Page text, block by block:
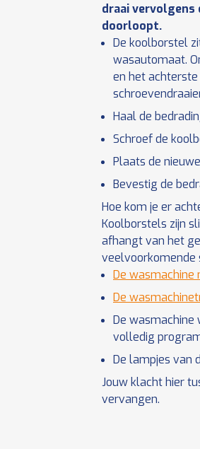
draai vervolgens
doorloopt.
De koolborstel
wasautomaat.
en het achterste
Haal de
Schroef de
Plaats de
Bevestig de
Hoe kom je er
Koolborstels zijn
afhangt van het
veelvoorkomende
De wasmachine
De
De wasmachine
volledig
De lampjes van
Jouw klacht hier
vervangen.